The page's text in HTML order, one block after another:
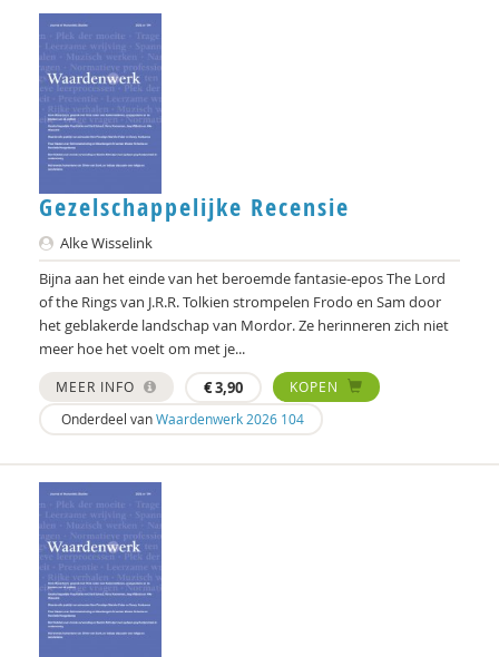
Harry Kunneman
Harry Kunneman
Harry Kunneman - Namens de redactie
Wouter Kusters
Ellen Lammers
Niek Langeweg
Katie Lee Weille
Judith Leest
Michiel Leezenberg
George Lengkeek
Abdelilah Ljamai
Willeke Los
Alexander Maas
Atreyee Majumder
Gezelschappelijke Recensie
Alke Wisselink
Bijna aan het einde van het beroemde fantasie-epos The Lord
of the Rings van J.R.R. Tolkien strompelen Frodo en Sam door
het geblakerde landschap van Mordor. Ze herinneren zich niet
meer hoe het voelt om met je...
MEER INFO €3,90
KOPEN
Onderdeel vanWaardenwerk 2026 104